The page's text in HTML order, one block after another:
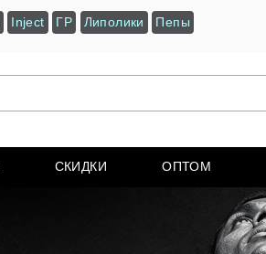
Inject ГР Липолики Пепы
СКИДКИ ОПТОМ